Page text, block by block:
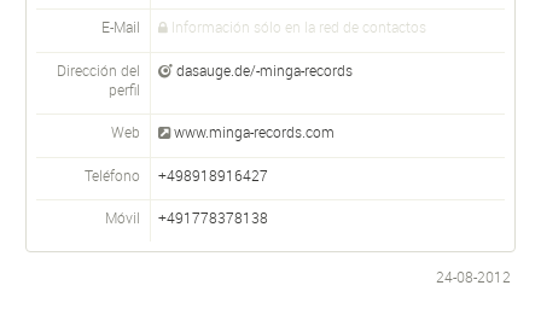
E-Mail Información sólo en la red de contactos
Dirección del
perfil
dasauge.de/-minga-records
Web www.minga-records.com
Teléfono +498918916427
Móvil +491778378138
24-08-2012